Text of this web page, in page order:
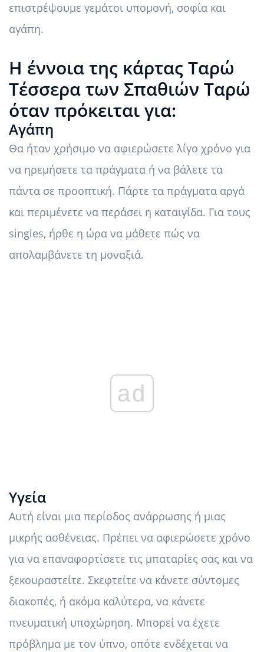
επιστρέψουμε γεμάτοι υπομονή, σοφία και
αγάπη.
Η έννοια της κάρτας Ταρώ
Τέσσερα των Σπαθιών Ταρώ
όταν πρόκειται για:
Αγάπη
Θα ήταν χρήσιμο να αφιερώσετε λίγο χρόνο για
να ηρεμήσετε τα πράγματα ή να βάλετε τα
πάντα σε προοπτική. Πάρτε τα πράγματα αργά
και περιμένετε να περάσει η καταιγίδα. Για τους
singles, ήρθε η ώρα να μάθετε πώς να
απολαμβάνετε τη μοναξιά.
ad
Υγεία
Αυτή είναι μια περίοδος ανάρρωσης ή μιας
μικρής ασθένειας. Πρέπει να αφιερώσετε χρόνο
για να επαναφορτίσετε τις μπαταρίες σας και να
ξεκουραστείτε. Σκεφτείτε να κάνετε σύντομες
διακοπές, ή ακόμα καλύτερα, να κάνετε
πνευματική υποχώρηση. Μπορεί να έχετε
πρόβλημα με τον ύπνο, οπότε ενδέχεται να